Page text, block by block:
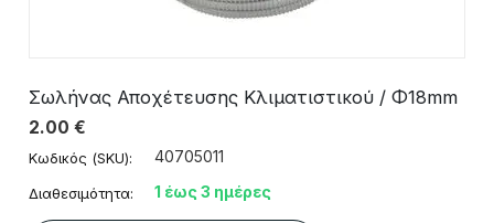
Σωλήνας Αποχέτευσης Κλιματιστικού / Φ18mm
2.00 €
Κωδικός (SKU): 40705011
Διαθεσιμότητα: 1 έως 3 ημέρες